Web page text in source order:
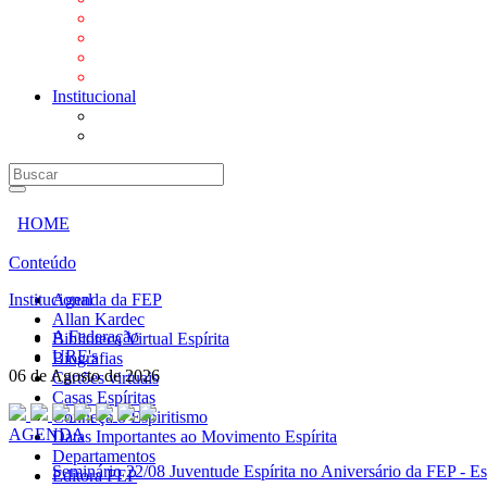
Institucional
HOME
Conteúdo
Agenda da FEP
Allan Kardec
Biblioteca Virtual Espírita
Biografias
Cartões virtuais
Casas Espíritas
Conheça o Espiritismo
Datas Importantes ao Movimento Espírita
Departamentos
Editora FEP
Institucional
A Federação
URE's
06 de Agosto de 2026
AGENDA
Seminário 22/08 Juventude Espírita no Aniversário da FEP -